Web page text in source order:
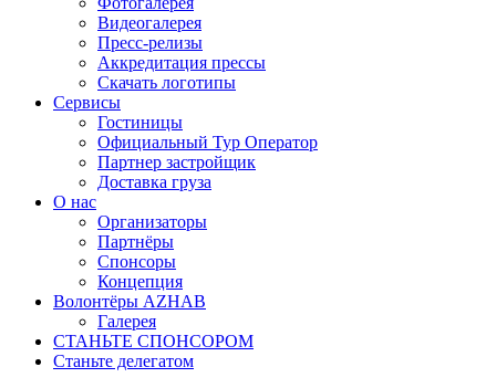
Видеогалерея
Пресс-релизы
Аккредитация прессы
Скачать логотипы
Сервисы
Гостиницы
Официальный Тур Оператор
Партнер застройщик
Доставка груза
О нас
Организаторы
Партнёры
Спонсоры
Концепция
Волонтёры AZHAB
Галерея
СТАНЬТЕ СПОНСОРОМ
Станьте делегатом